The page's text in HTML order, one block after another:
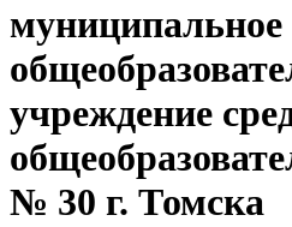
муниципальное
учреждение
№ 30 г. Томска